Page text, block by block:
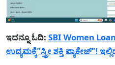
ಇದನ್ನೂ ಓದಿ: SBI Women
ಉದ್ಯಮಕ್ಕೆ"ಸ್ತ್ರೀ ಶಕ್ತಿ ಪ್ಯಾಕೇಜ್"!